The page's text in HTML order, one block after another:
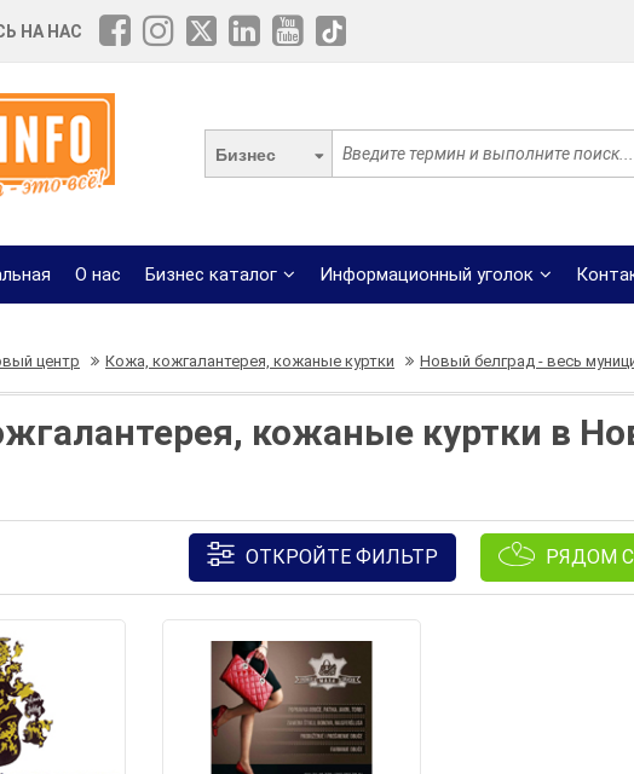
НА НАС
Бизнес
О нас Бизнес каталог Информационный уголок
центр Кожа, кожгалантерея, кожаные куртки Новый белград - весь
кожаные куртки в
ОТКРОЙТЕ ФИЛЬТР РЯДОМ